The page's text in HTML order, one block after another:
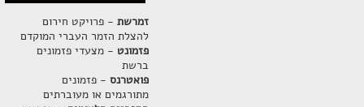
זמרשת- פרויקט חירום
להצלת הזמר העברי המוקדם
פזמונט - מצעדי פזמונים
ברשת
פואטרנס- פזמונים
מתורגמים או מעוברתים